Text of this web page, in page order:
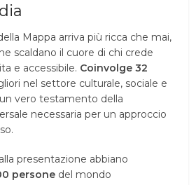
Mappa arriva più ricca che mai,
scaldano il cuore di chi crede
e accessibile. Coinvolge 32
nel settore culturale, sociale e
vero testamento della
necessaria per un approccio
presentazione abbiano
persone del mondo